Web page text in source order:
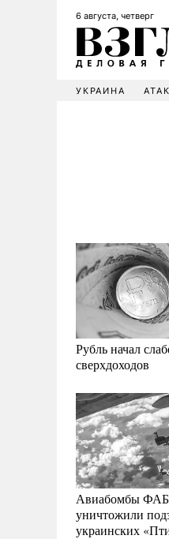
6 августа, четверг
УКРАИНА
Рубль начал
сверхдоходов
Авиабомбы
уничтожили
украинских